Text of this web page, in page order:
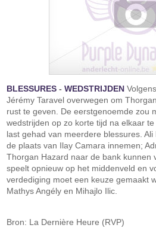
BLESSURES -WEDSTRIJDEN
Jérémy Taravel overwegen om
rust te geven. De eerstgenoemde zou
wedstrijden op zo korte tijd na elkaar
last gehad van meerdere blessures.
de plaats van Ilay Camara innemen;
Thorgan Hazard naar de bank kunnen
speelt opnieuw op het middenveld en
verdediging moet een keuze gemaakt
Mathys Angély en Mihajlo Ilic.
Bron: La Dernière Heure (RVP)